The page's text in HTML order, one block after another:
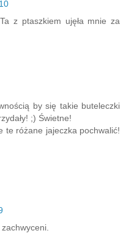
z ptaszkiem ujęła mnie za
by się takie buteleczki
;) Świetne!
te różane jajeczka pochwalić!